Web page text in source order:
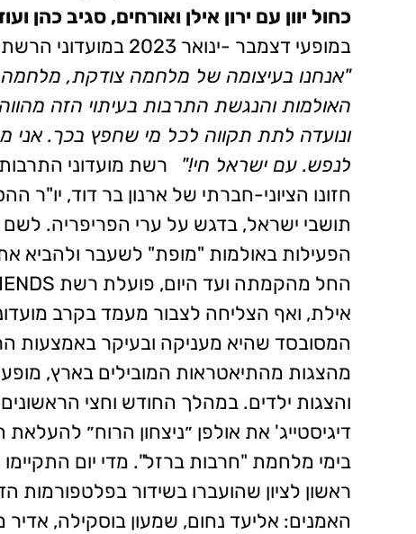
כחול יוון עם ירון אילן ואורחים, סגיב כהן
במופעי דצמבר -ינואר 2023 במועדוני הרשת. יוסי וולף מנכ"ל רשת מועדוני FRIENDS
"אנחנו בעיצומה של מלחמה צודקת,
האולמות והנגשת התרבות בעיתוי הזה
ונועדה לתת תקווה לכל מי שחפץ בכך. אני
לנפש. עם ישראל חי!"
חזונו הציוני-חברתי של ארנון בר דוד,
תושבי ישראל, בדגש על ערי הפריפריה.
הפעילות באולמות "מופת" לשעבר ולהביא
אילת, ואף הצליחה לצבור מעמד בקרב
המסובסד שהיא מעניקה ובעיקר באמצעות
מהצגות מהתיאטראות המובילים בארץ,
והצגות ילדים. במהלך החודש וחצי
דיגיסטייג' את אולפן ״ניצחון הרוח״
האמנים: אליעד נחום, שמעון בוסקילה, אדיר